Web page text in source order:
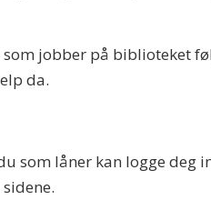
jobber på biblioteket
da.
som låner kan logge deg